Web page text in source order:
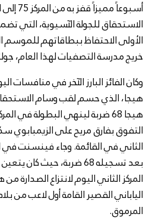
الأولى الاحتفاظ ببطاقاتهم للموسم
خريج مدرسة التصفيات لهذا العام، جولته
وكان الفائز البارز الآخر في منافسات
هيجا، الذي حسم لقب وسام
هيجا 68 ضربة لينهي البطولة في
التفوق بفارق مريح على
الثاني في القائمة. وجاء فينسنت
بعد تسجيله 68 ضربة، حيث
المركز الثاني اليوم لانتزاع الصدارة
الياباني القصير القامة أول لاعب من
المرموق.